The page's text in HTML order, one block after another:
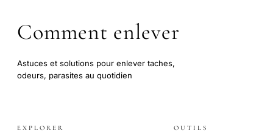
Comment enlever
Astuces et solutions pour enlever taches,
odeurs, parasites au quotidien
EXPLORER OUTILS